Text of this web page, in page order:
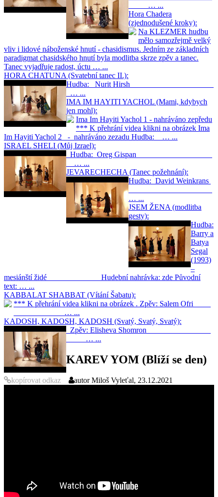
… ...
Hora Chadera
(zjednodušené kroky):
Na KLEZMER hudbu
mělo samozřejmě velký
vliv i lidové náboženské hnutí - chasidismus. Jedním ze základních
paradigmat chasidského hnutí byla modlitba skrze zpěv a tanec.
Tanec vyjadřuje radost, úctu … ...
HORA CHATUNA (Svatební tanec II.):
Hudba: Nurit Hirsh
… ...
IMA IM HAYITI YACHOL (Mami, kdybych
jen mohl):
Ima Im Hayiti Yachol 1 - nahráváno zepředu
*** K přehrání videa klikni na obrázek Ima
Im Hayiti Yachol 2 - nahráváno zezadu Hudba: … ...
ISRAEL SHELI (Můj Izrael):
Hudba: Oreg Gispan
… ...
JEVARECHECHA (Tanec požehnání):
Hudba: David Weinkrans
… ...
JSEM ŽENA (modlitba
gesty):
Hudba:
Barry a
Batya
Segal
(1993)
–
mesiánští židé Hudební nahrávka: zde Původní
text: … ...
KABBALAT SHABBAT (Vítání Šabatu):
*** K přehrání videa klikni na obrázek . Zpěv: Salem Ofri
… ...
KADOSH, KADOSH, KADOSH (Svatý, Svatý, Svatý):
Zpěv: Elisheva Shomron
… ...
KAREV YOM (Blíží se den)
kopírovat odkaz autorMiloš Vyleťal, 23.12.2021